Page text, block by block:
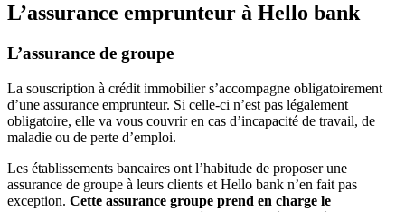
L’assurance emprunteur à Hello bank
L’assurance de groupe
La souscription à crédit immobilier s’accompagne obligatoirement
d’une assurance emprunteur. Si celle-ci n’est pas légalement
obligatoire, elle va vous couvrir en cas d’incapacité de travail, de
maladie ou de perte d’emploi.
Les établissements bancaires ont l’habitude de proposer une
assurance de groupe à leurs clients et Hello bank n’en fait pas
exception. Cette assurance groupe prend en charge le